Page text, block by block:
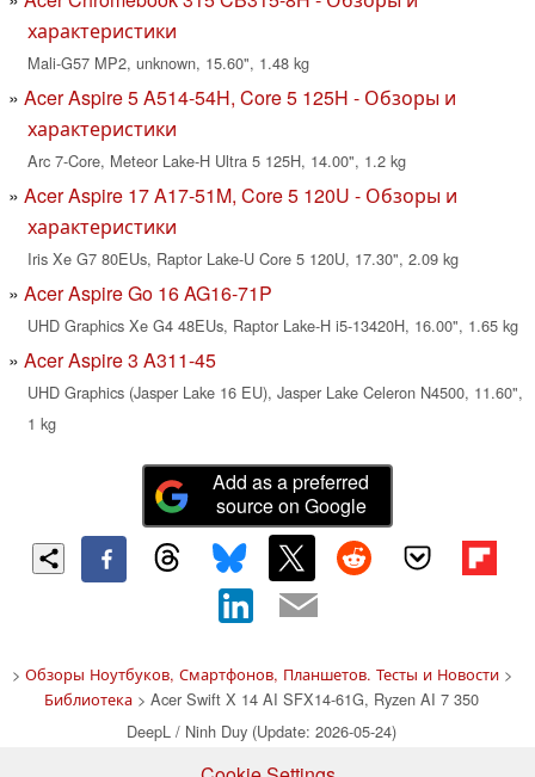
характеристики
Mali-G57 MP2, unknown, 15.60", 1.48 kg
Acer Aspire 5 A514-54H, Core 5 125H - Обзоры и
характеристики
Arc 7-Core, Meteor Lake-H Ultra 5 125H, 14.00", 1.2 kg
Acer Aspire 17 A17-51M, Core 5 120U - Обзоры и
характеристики
Iris Xe G7 80EUs, Raptor Lake-U Core 5 120U, 17.30", 2.09 kg
Acer Aspire Go 16 AG16-71P
UHD Graphics Xe G4 48EUs, Raptor Lake-H i5-13420H, 16.00", 1.65 kg
Acer Aspire 3 A311-45
UHD Graphics (Jasper Lake 16 EU), Jasper Lake Celeron N4500, 11.60",
1 kg
Add as a preferred
source on Google
> Обзоры Ноутбуков, Смартфонов, Планшетов. Тесты и Новости>
Библиотека > Acer Swift X 14 AI SFX14-61G, Ryzen AI 7 350
DeepL / Ninh Duy (Update: 2026-05-24)